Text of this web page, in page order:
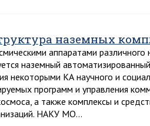
наземных
аппаратами
наземный
некоторыми КА научного и
программ и управления
а также комплексы и
НАКУ МО…